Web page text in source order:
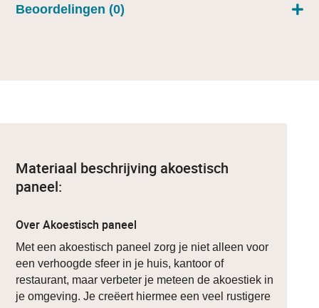
Beoordelingen (0)
Materiaal beschrijving akoestisch
paneel:
Over Akoestisch paneel
Met een akoestisch paneel zorg je niet alleen voor
een verhoogde sfeer in je huis, kantoor of
restaurant, maar verbeter je meteen de akoestiek in
je omgeving. Je creëert hiermee een veel rustigere